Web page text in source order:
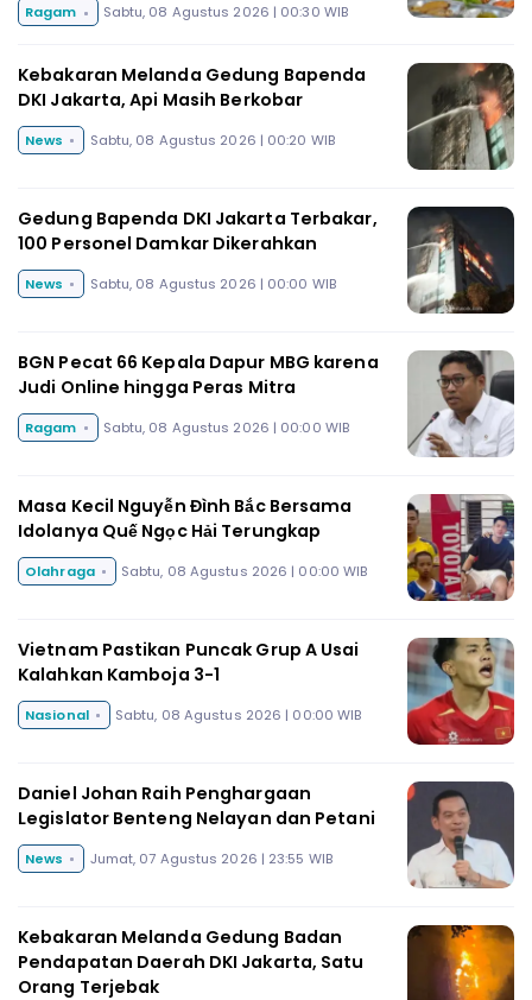
Ragam Sabtu, 08 Agustus 2026 | 00:30 WIB
Kebakaran Melanda Gedung Bapenda
DKI Jakarta, Api Masih Berkobar
News Sabtu, 08 Agustus 2026 | 00:20 WIB
Gedung Bapenda DKI Jakarta Terbakar,
100 Personel Damkar Dikerahkan
News Sabtu, 08 Agustus 2026 | 00:00 WIB
BGN Pecat 66 Kepala Dapur MBG karena
Judi Online hingga Peras Mitra
Ragam Sabtu, 08 Agustus 2026 | 00:00 WIB
Masa Kecil Nguyễn Đình Bắc Bersama
Idolanya Quế Ngọc Hải Terungkap
Olahraga Sabtu, 08 Agustus 2026 | 00:00 WIB
Vietnam Pastikan Puncak Grup A Usai
Kalahkan Kamboja 3-1
Nasional Sabtu, 08 Agustus 2026 | 00:00 WIB
Daniel Johan Raih Penghargaan
Legislator Benteng Nelayan dan Petani
News Jumat, 07 Agustus 2026 | 23:55 WIB
Kebakaran Melanda Gedung Badan
Pendapatan Daerah DKI Jakarta, Satu
Orang Terjebak